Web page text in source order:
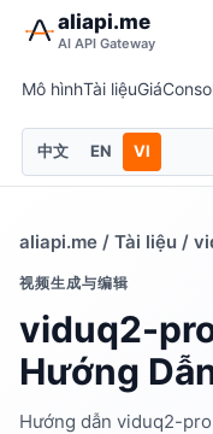
aliapi.me
AI API Gateway
Mô hìnhTài liệuGiá
中文 EN VI
aliapi.me / Tài liệu /
视频生成与编辑
viduq2-pro
Hướng
Hướng dẫn viduq2-